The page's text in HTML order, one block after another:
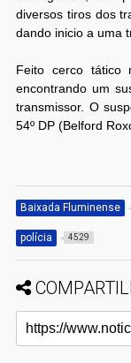
diversos tiros dos
dando inicio a uma
Feito cerco tático
encontrando um
transmissor. O
54º DP (Belford
Baixada Fluminense
polícia 4529